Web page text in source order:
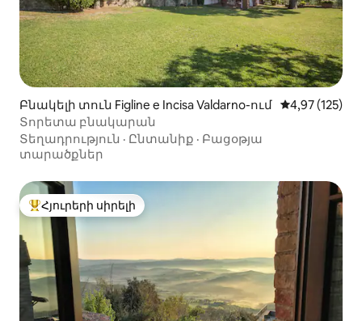
Բնակելի տուն Figline e Incisa Valdarno-ում Միջին
4,97 (125)
Տորետա բնակարան
Տեղադրություն · Ընտանիք · Բացօթյա
տարածքներ
Հյուրերի սիրելի լավագույն տները
Հյուրերի սիրելի